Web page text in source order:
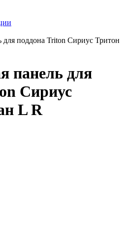
для поддона Triton Сириус Тритон
панель для
Сириус
L R